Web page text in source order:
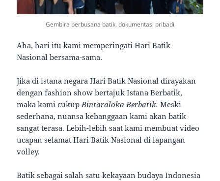
Gembira berbusana batik, dokumentasi pribadi
Aha, hari itu kami memperingati Hari Batik
Nasional bersama-sama.
Jika di istana negara Hari Batik Nasional dirayakan
dengan fashion show bertajuk Istana Berbatik,
maka kami cukupBintaraloka Berbatik.Meski
sederhana, nuansa kebanggaan kami akan batik
sangat terasa. Lebih-lebih saat kami membuat video
ucapan selamat Hari Batik Nasional di lapangan
volley.
Batik sebagai salah satu kekayaan budaya Indonesia